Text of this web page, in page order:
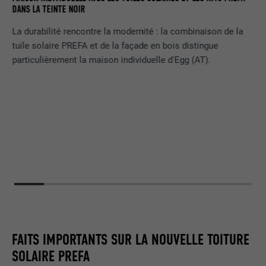
DANS LA TEINTE NOIR
La durabilité rencontre la modernité : la combinaison de la
tuile solaire PREFA et de la façade en bois distingue
particulièrement la maison individuelle d'Egg (AT).
FAITS IMPORTANTS SUR LA NOUVELLE TOITURE
SOLAIRE PREFA